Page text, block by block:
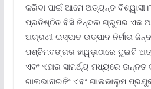
କରିବା ପାଇଁ ଆମେ ଅତ୍ୟନ୍ତ ବିଶ୍ୱାସୀ।’’
ପ୍ରତିଷ୍ଠିତ ବିସି ଜିନ୍ଦଲ ଗ୍ରୁପର ଏକ
ଅଗ୍ରଣୀ ଇସ୍ପାତ ଉତ୍ପାଦ ନିର୍ମାତା
ପଶ୍ଚିମବଙ୍ଗର ହାୱଡ଼ାଠାରେ ଦୁଇଟି
ଏବଂ ଏହାର ସାମର୍ଥ୍ୟ ମଧ୍ୟରେ
ଗାଲଭାନାଇଜିଂ ଏବଂ ଗାଲଭାଲୁମ